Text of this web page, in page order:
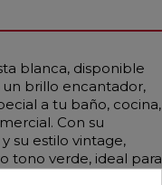
blanca, disponible
brillo encantador,
a tu baño, cocina,
Con su
su estilo vintage,
tono verde, ideal para